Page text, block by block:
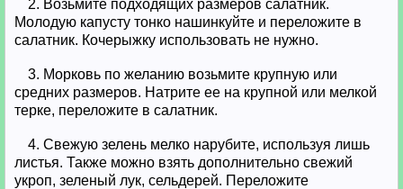
2. Возьмите подходящих размеров салатник.
Молодую капусту тонко нашинкуйте и переложите в
салатник. Кочерыжку использовать не нужно.
3. Морковь по желанию возьмите крупную или
средних размеров. Натрите ее на крупной или мелкой
терке, переложите в салатник.
4. Свежую зелень мелко нарубите, используя лишь
листья. Также можно взять дополнительно свежий
укроп, зеленый лук, сельдерей. Переложите